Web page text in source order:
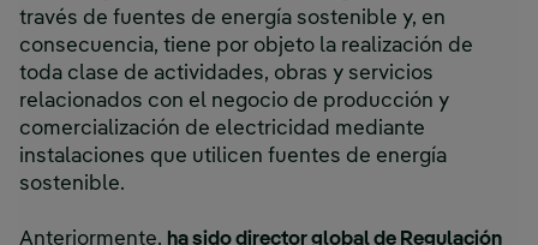
través de fuentes de energía sostenible y, en
consecuencia, tiene por objeto la realización de
toda clase de actividades, obras y servicios
relacionados con el negocio de producción y
comercialización de electricidad mediante
instalaciones que utilicen fuentes de energía
sostenible.
Anteriormente, ha sido director global de Regulación